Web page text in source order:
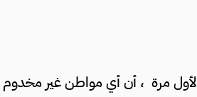
لأول مرة ، أن أي مواطن غير مخدوم